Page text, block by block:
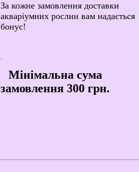
За кожне замовлення доставки
акваріумних рослин вам надається
бонус!
.
Мінімальна сума
замовлення 300 грн.